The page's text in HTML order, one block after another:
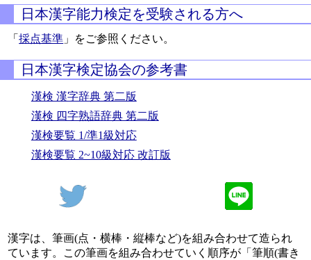
日本漢字能力検定を受験される方へ
「採点基準 」をご参照ください。
日本漢字検定協会の参考書
漢検 漢字辞典 第二版
漢検 四字熟語辞典 第二版
漢検要覧 1/準1級対応
漢検要覧 2~10級対応 改訂版
漢字は、筆画(点・横棒・縦棒など)を組み合わせて造られ
ています。この筆画を組み合わせていく順序が「筆順(書き